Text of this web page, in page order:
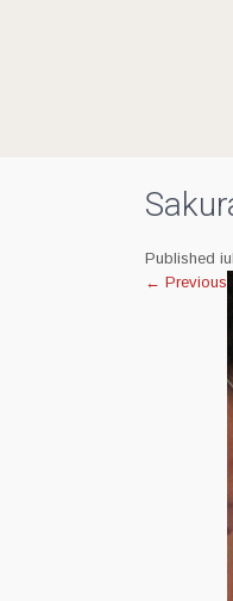
Published
← Previous